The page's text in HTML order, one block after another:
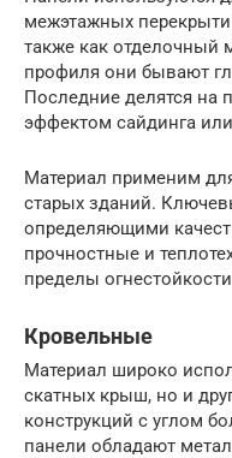
межэтажных
также как отделочный
профиля они бывают
Последние делятся на
эффектом сайдинга
Материал применим
старых зданий.
определяющими
прочностные и
пределы
Кровельные
Материал широко
скатных крыш, но и
конструкций с углом
панели обладают